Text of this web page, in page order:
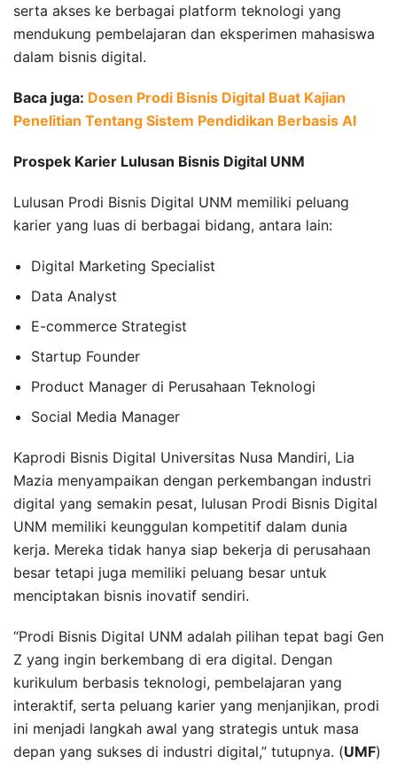
serta akses ke berbagai platform teknologi yang
mendukung pembelajaran dan eksperimen mahasiswa
dalam bisnis digital.
Baca juga: Dosen Prodi Bisnis Digital Buat Kajian
Penelitian Tentang Sistem Pendidikan Berbasis AI
Prospek Karier Lulusan Bisnis Digital UNM
Lulusan Prodi Bisnis Digital UNM memiliki peluang
karier yang luas di berbagai bidang, antara lain:
Digital Marketing Specialist
Data Analyst
E-commerce Strategist
Startup Founder
Product Manager di Perusahaan Teknologi
Social Media Manager
Kaprodi Bisnis Digital Universitas Nusa Mandiri, Lia
Mazia menyampaikan dengan perkembangan industri
digital yang semakin pesat, lulusan Prodi Bisnis Digital
UNM memiliki keunggulan kompetitif dalam dunia
kerja. Mereka tidak hanya siap bekerja di perusahaan
besar tetapi juga memiliki peluang besar untuk
menciptakan bisnis inovatif sendiri.
“Prodi Bisnis Digital UNM adalah pilihan tepat bagi Gen
Z yang ingin berkembang di era digital. Dengan
kurikulum berbasis teknologi, pembelajaran yang
interaktif, serta peluang karier yang menjanjikan, prodi
ini menjadi langkah awal yang strategis untuk masa
depan yang sukses di industri digital,” tutupnya. (UMF)